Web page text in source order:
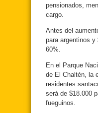
pensionados,
cargo.
Antes del
para argentinos y
60%.
En el Parque
de El Chaltén, la
residentes
será de $18.000
fueguinos.